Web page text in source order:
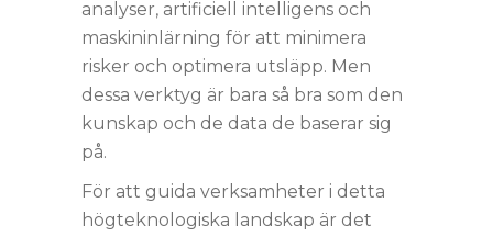
analyser, artificiell intelligens och
maskininlärning för att minimera
risker och optimera utsläpp. Men
dessa verktyg är bara så bra som den
kunskap och de data de baserar sig
på.
För att guida verksamheter i detta
högteknologiska landskap är det